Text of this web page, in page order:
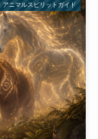
アニマルスピリットガイド